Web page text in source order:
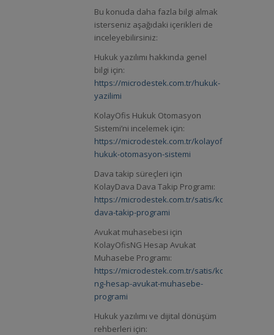
Bu konuda daha fazla bilgi almak
isterseniz aşağıdaki içerikleri de
inceleyebilirsiniz:
Hukuk yazılımı hakkında genel
bilgi için:
https://microdestek.com.tr/hukuk-
yazilimi
KolayOfis Hukuk Otomasyon
Sistemi’ni incelemek için:
https://microdestek.com.tr/kolayofis-
hukuk-otomasyon-sistemi
Dava takip süreçleri için
KolayDava Dava Takip Programı:
https://microdestek.com.tr/satis/kolaydava-
dava-takip-programi
Avukat muhasebesi için
KolayOfisNG Hesap Avukat
Muhasebe Programı:
https://microdestek.com.tr/satis/kolayofis-
ng-hesap-avukat-muhasebe-
programi
Hukuk yazılımı ve dijital dönüşüm
rehberleri için: